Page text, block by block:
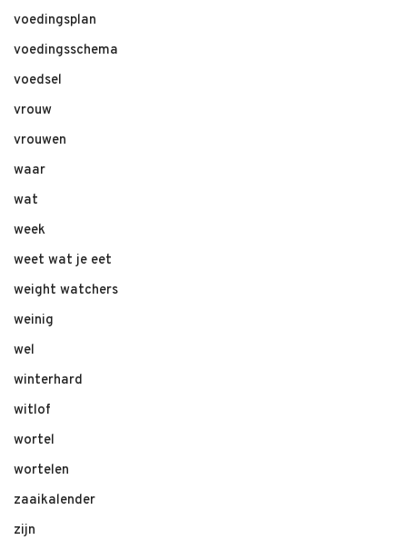
voedingsplan
voedingsschema
voedsel
vrouw
vrouwen
waar
wat
week
weet wat je eet
weight watchers
weinig
wel
winterhard
witlof
wortel
wortelen
zaaikalender
zijn